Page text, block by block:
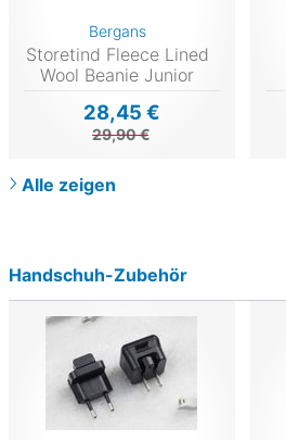
Bergans
Storetind Fleece Lined
Wool Beanie Junior
28,45 €
29,90 €
Alle zeigen
Handschuh-Zubehör